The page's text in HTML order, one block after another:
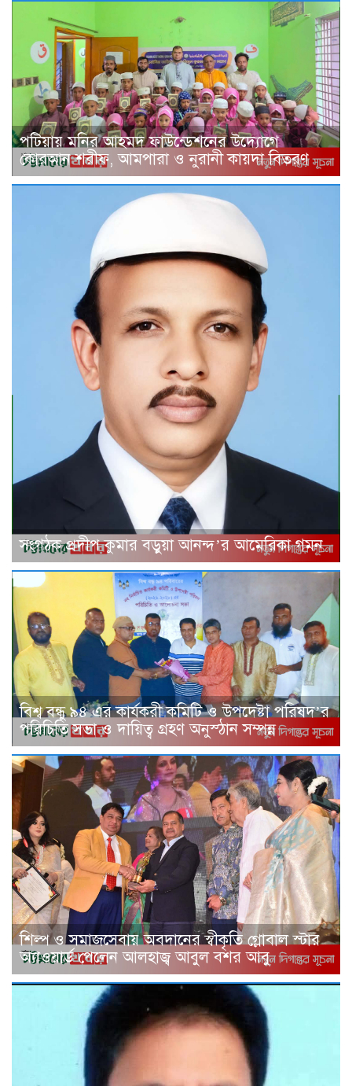
পটিয়ায় মনির আহমদ ফাউন্ডেশনের উদ্যোগে
কোরআন শরীফ, আমপারা ও নুরানী কায়দা বিতরণ
সংগঠক প্রদীপ কুমার বড়ুয়া আনন্দ’র আমেরিকা গমন
বিশ্ব বন্ধু ৯৪ এর কার্যকরী কমিটি ও উপদেষ্টা পরিষদ’র
পরিচিতি সভা ও দায়িত্ব গ্রহণ অনুস্ঠান সম্পন্ন
শিল্প ও সমাজসেবায় অবদানের স্বীকৃতি গ্লোবাল স্টার
অ্যাওয়ার্ড পেলেন আলহাজ্ব আবুল বশর আবু